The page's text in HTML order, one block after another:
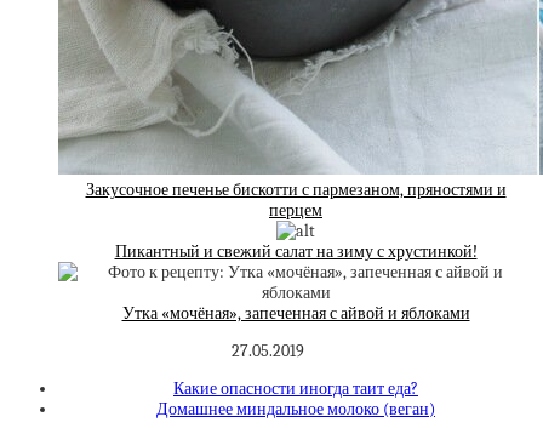
Закусочное печенье бискотти с пармезаном, пряностями и
перцем
Пикантный и свежий салат на зиму с хрустинкой!
Утка «мочёная», запеченная с айвой и яблоками
27.05.2019
Какие опасности иногда таит еда?
Домашнее миндальное молоко (веган)